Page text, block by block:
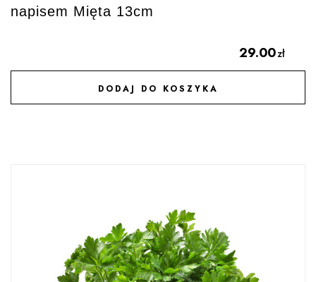
napisem Mięta 13cm
29.00zł
DODAJ DO KOSZYKA
DODAJ DO ULUBIONYCH